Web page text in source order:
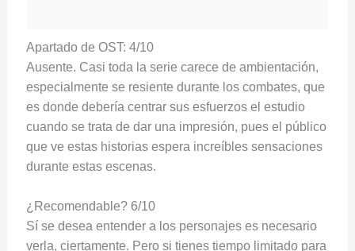
Apartado de OST: 4/10
Ausente. Casi toda la serie carece de ambientación,
especialmente se resiente durante los combates, que
es donde debería centrar sus esfuerzos el estudio
cuando se trata de dar una impresión, pues el público
que ve estas historias espera increíbles sensaciones
durante estas escenas.
¿Recomendable? 6/10
Sí se desea entender a los personajes es necesario
verla, ciertamente. Pero si tienes tiempo limitado para